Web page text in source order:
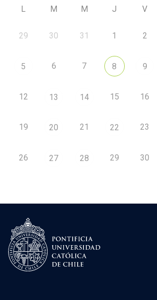
L M M J V
29 30 31 1 2
5 6 7 8 9
12 13 14 15 16
19 20 21 22 23
26 27 28 29 30